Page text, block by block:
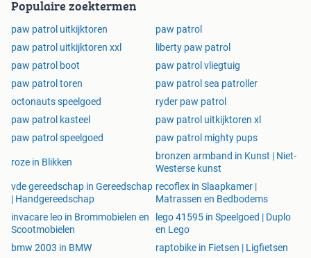
Populaire zoektermen
paw patrol uitkijktoren
paw patrol
paw patrol uitkijktoren xxl
liberty paw patrol
paw patrol boot
paw patrol vliegtuig
paw patrol toren
paw patrol sea patroller
octonauts speelgoed
ryder paw patrol
paw patrol kasteel
paw patrol uitkijktoren xl
paw patrol speelgoed
paw patrol mighty pups
roze in Blikken
bronzen armband in Kunst | Niet-
Westerse kunst
vde gereedschap in Gereedschap
| Handgereedschap
recoflex in Slaapkamer |
Matrassen en Bedbodems
invacare leo in Brommobielen en
Scootmobielen
lego 41595 in Speelgoed | Duplo
en Lego
bmw 2003 in BMW
raptobike in Fietsen | Ligfietsen